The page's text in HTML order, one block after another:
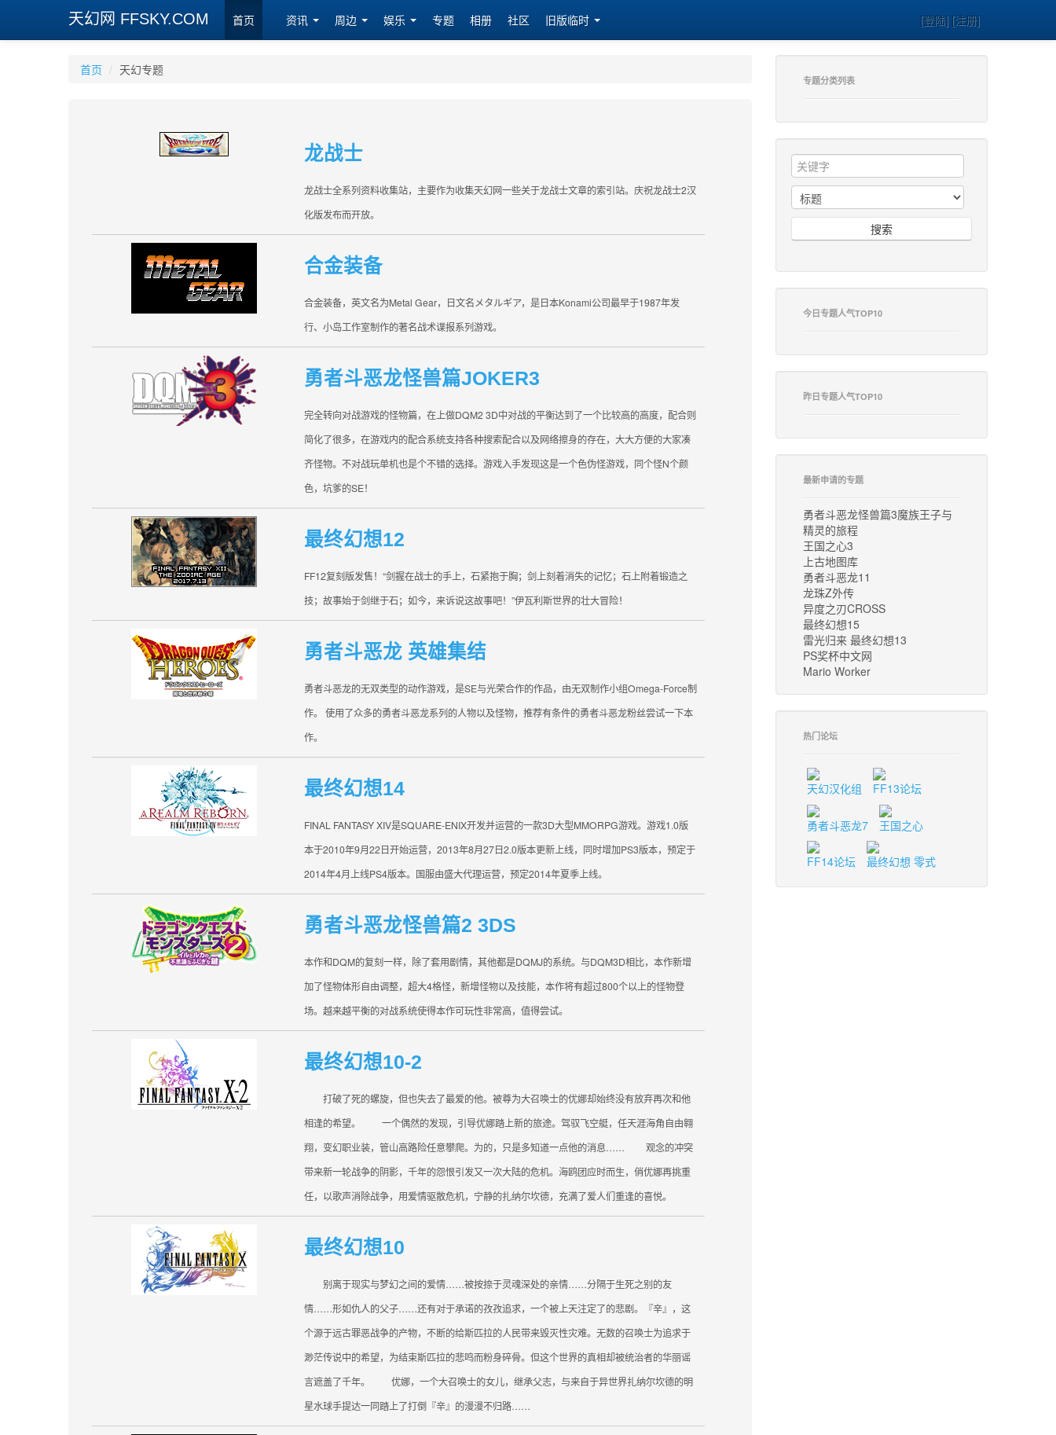
天幻网 FFSKY.COM 首页 资讯 周边 娱乐 专题 相册 社区 旧版临时 [登陆] [注册]
首页 / 天幻专题
龙战士
龙战士全系列资料收集站，主要作为收集天幻网一些关于龙战士文章的索引站。庆祝龙战士2汉
化版发布而开放。
合金装备
合金装备，英文名为Metal Gear，日文名メタルギア，是日本Konami公司最早于1987年发
行、小岛工作室制作的著名战术谍报系列游戏。
勇者斗恶龙怪兽篇JOKER3
完全转向对战游戏的怪物篇，在上做DQM2 3D中对战的平衡达到了一个比较高的高度，配合则
简化了很多，在游戏内的配合系统支持各种搜索配合以及网络擦身的存在，大大方便的大家凑
齐怪物。不对战玩单机也是个不错的选择。游戏入手发现这是一个色伪怪游戏，同个怪N个颜
色，坑爹的SE！
最终幻想12
FF12复刻版发售！“剑握在战士的手上，石紧抱于胸；剑上刻着消失的记忆；石上附着锻造之
技；故事始于剑继于石；如今，来诉说这故事吧！”伊瓦利斯世界的壮大冒险！
勇者斗恶龙 英雄集结
勇者斗恶龙的无双类型的动作游戏，是SE与光荣合作的作品，由无双制作小组Omega-Force制
作。 使用了众多的勇者斗恶龙系列的人物以及怪物，推荐有条件的勇者斗恶龙粉丝尝试一下本
作。
最终幻想14
FINAL FANTASY XIV是SQUARE-ENIX开发并运营的一款3D大型MMORPG游戏。游戏1.0版
本于2010年9月22日开始运营，2013年8月27日2.0版本更新上线，同时增加PS3版本，预定于
2014年4月上线PS4版本。国服由盛大代理运营，预定2014年夏季上线。
勇者斗恶龙怪兽篇2 3DS
本作和DQM的复刻一样，除了套用剧情，其他都是DQMJ的系统。与DQM3D相比，本作新增
加了怪物体形自由调整，超大4格怪，新增怪物以及技能，本作将有超过800个以上的怪物登
场。越来越平衡的对战系统使得本作可玩性非常高，值得尝试。
最终幻想10-2
打破了死的螺旋，但也失去了最爱的他。被尊为大召唤士的优娜却始终没有放弃再次和他
相逢的希望。 一个偶然的发现，引导优娜踏上新的旅途。驾驭飞空艇，任天涯海角自由翱
翔，变幻职业装，管山高路险任意攀爬。为的，只是多知道一点他的消息…… 观念的冲突
带来新一轮战争的阴影，千年的怨恨引发又一次大陆的危机。海鸥团应时而生，俏优娜再挑重
任，以歌声消除战争，用爱情驱散危机，宁静的扎纳尔坎德，充满了爱人们重逢的喜悦。
最终幻想10
别离于现实与梦幻之间的爱情……被按捺于灵魂深处的亲情……分隔于生死之别的友
情……形如仇人的父子……还有对于承诺的孜孜追求，一个被上天注定了的悲剧。『辛』，这
个源于远古罪恶战争的产物，不断的给斯匹拉的人民带来毁灭性灾难。无数的召唤士为追求于
渺茫传说中的希望，为结束斯匹拉的悲鸣而粉身碎骨。但这个世界的真相却被统治者的华丽谣
言遮盖了千年。 优娜，一个大召唤士的女儿，继承父志，与来自于异世界扎纳尔坎德的明
星水球手提达一同踏上了打倒『辛』的漫漫不归路……
专题分类列表
搜索
今日专题人气TOP10
昨日专题人气TOP10
最新申请的专题
勇者斗恶龙怪兽篇3魔族王子与
精灵的旅程
王国之心3
上古地图库
勇者斗恶龙11
龙珠Z外传
异度之刃CROSS
最终幻想15
雷光归来 最终幻想13
PS奖杯中文网
Mario Worker
热门论坛
天幻汉化组 FF13论坛
勇者斗恶龙7 王国之心
FF14论坛 最终幻想 零式